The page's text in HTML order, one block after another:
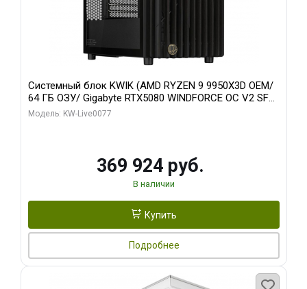
Системный блок KWIK (AMD RYZEN 9 9950X3D OEM/
64 ГБ ОЗУ/ Gigabyte RTX5080 WINDFORCE OC V2 SFF
16GB GDDR7 256b/ 960 ГБ SSD)
Модель: KW-Live0077
369 924 руб.
В наличии
Купить
Подробнее